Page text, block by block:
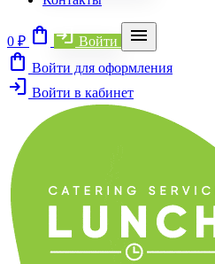
0 ₽ shopping_bag login Войти
menu
shopping_bag Войти для оформления
login Войти в кабинет